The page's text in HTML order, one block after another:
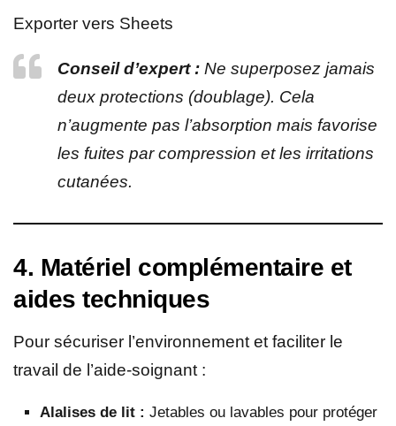
Exporter vers Sheets
Conseil d’expert : Ne superposez jamais
deux protections (doublage). Cela
n’augmente pas l’absorption mais favorise
les fuites par compression et les irritations
cutanées.
4. Matériel complémentaire et
aides techniques
Pour sécuriser l’environnement et faciliter le
travail de l’aide-soignant :
Alalises de lit : Jetables ou lavables pour protéger